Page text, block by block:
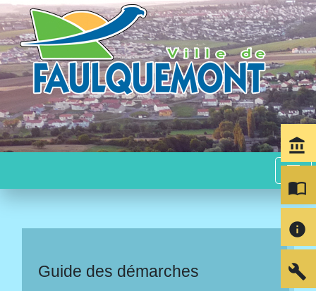
menu
Guide des démarches
account_balance
import_contacts
info
build